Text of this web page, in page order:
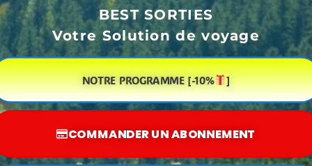
BEST SORTIES
Votre Solution de voyage
NOTRE PROGRAMME [-10% ]
COMMANDER UN ABONNEMENT